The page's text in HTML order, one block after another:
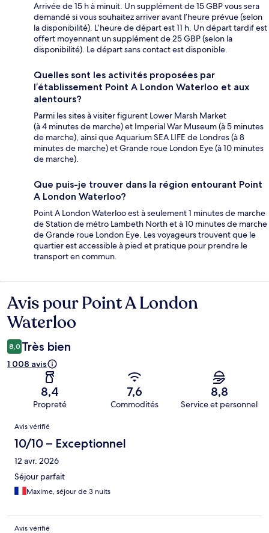
Arrivée de 15 h à minuit. Un supplément de 15 GBP vous sera
demandé si vous souhaitez arriver avant l’heure prévue (selon
la disponibilité). L’heure de départ est 11 h. Un départ tardif est
offert moyennant un supplément de 25 GBP (selon la
disponibilité). Le départ sans contact est disponible.
Quelles sont les activités proposées par
l’établissement Point A London Waterloo et aux
alentours?
Parmi les sites à visiter figurent Lower Marsh Market
(à 4 minutes de marche) et Imperial War Museum (à 5 minutes
de marche), ainsi que Aquarium SEA LIFE de Londres (à 8
minutes de marche) et Grande roue London Eye (à 10 minutes
de marche).
Que puis-je trouver dans la région entourant Point
A London Waterloo?
Point A London Waterloo est à seulement 1 minutes de marche
de Station de métro Lambeth North et à 10 minutes de marche
de Grande roue London Eye. Les voyageurs trouvent que le
quartier est accessible à pied et pratique pour prendre le
transport en commun.
Avis
Avis pour Point A London
Waterloo
8,0 Très bien
1 008 avis
8,4
Propreté
7,6
Commodités
8,8
Service et personnel
Avis
Avis vérifié
10/10 – Exceptionnel
12 avr. 2026
Séjour parfait
Maxime, séjour de 3 nuits
Avis vérifié